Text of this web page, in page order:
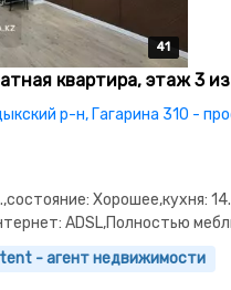
41
41
41
41
41
квартира, этаж 3
р-н, Гагарина 310 -
Хорошее,кухня:
ADSL,Полностью
3.0,паркинг:
- агент недвижимости